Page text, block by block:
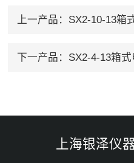
上一产品： SX2-10-13箱
下一产品： SX2-4-13箱
上海银泽仪